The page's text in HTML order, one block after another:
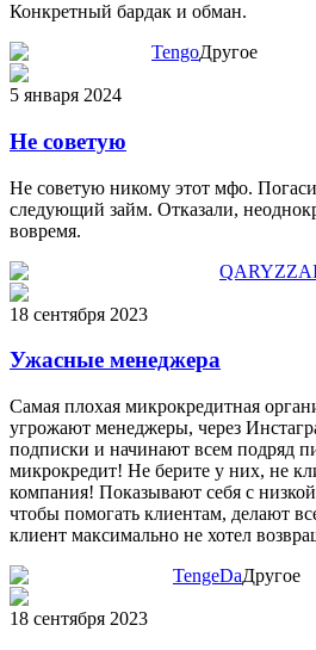
Конкретный бардак и обман.
TengoДругое
5 января 2024
Не советую
Не советую никому этот мфо.
следующий займ. Отказали,
вовремя.
18 сентября 2023
Ужасные менеджера
Самая плохая микрокредитная
угрожают менеджеры, через
подписки и начинают всем подряд
микрокредит! Не берите у них, не
компания! Показывают себя с
чтобы помогать клиентам, делают
клиент максимально не хотел
TengeDaДругое
18 сентября 2023